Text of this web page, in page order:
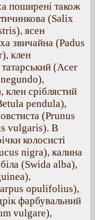
поширені також
(Salix
ясен
звичайна (Padus
клен
(Acer
сріблястий
pendula),
(Prunus
vulgaris). В
колосисті
nigra), калина
(Swida alba),
opulifolius),
фарбувальний
vulgare),